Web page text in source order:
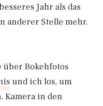
Jahr als das
anderer Stelle mehr.
über Bokehfotos
und ich los, um
Kamera in den